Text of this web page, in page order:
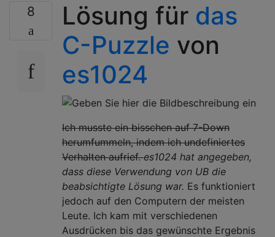
8 Lösung für das
C-Puzzle von
es1024
Ich musste ein bisschen auf 7-Down
herumfummeln, indem ich undefiniertes
Verhalten aufrief.es1024 hat angegeben,
dass diese Verwendung von UB die
beabsichtigte Lösung war. Es funktioniert
jedoch auf den Computern der meisten
Leute. Ich kam mit verschiedenen
Ausdrücken bis das gewünschte Ergebnis